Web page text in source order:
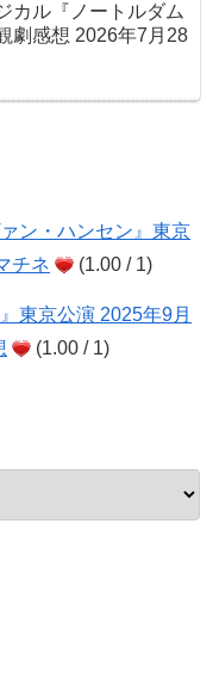
カル『ノートルダム
劇感想 2026年7月28
ン・ハンセン』東京
チネ
(1.00 / 1)
東京公演 2025年9月
(1.00 / 1)